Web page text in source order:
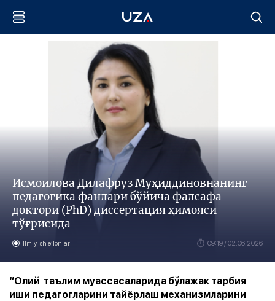
Исмоилова Дилафруз Муҳиддиновнанинг
педагогика фанлари бўйича фалсафа
доктори (PhD) диссертация ҳимояси
тўғрисида
Ilmiy ish eʼlonlari 09:19 / 02.06.2026
“Олий таълим муассасаларида бўлажак тарбия
иши педагогларини тайёрлаш механизмларини